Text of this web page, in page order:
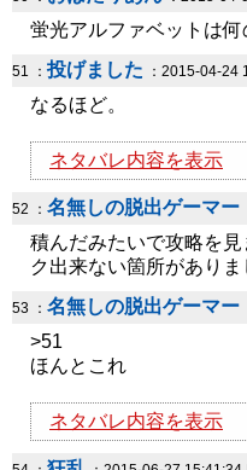
蛍光アルファベットは何
51 ： 投げました ：2015-04-24
なるほど。
ネタバレ内容を表示
52 ： 名無しの脱出ゲーマー
積んだみたいで攻略を
ク出来ない箇所がありま
53 ： 名無しの脱出ゲーマー
>51
ほんとこれ
ネタバレ内容を表示